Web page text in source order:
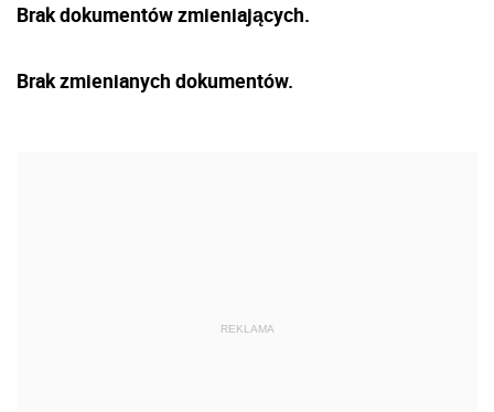
Brak dokumentów zmieniających.
Brak zmienianych dokumentów.